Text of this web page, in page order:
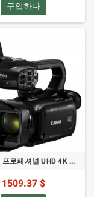
구입하다
캐논 XA60 프로페셔널 UHD 4K 캠코더
1509.37 $